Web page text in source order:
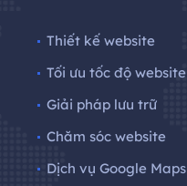
Thiết kế website
Tối ưu tốc độ website
Giải pháp lưu trữ
Chăm sóc website
Dịch vụ Google Maps